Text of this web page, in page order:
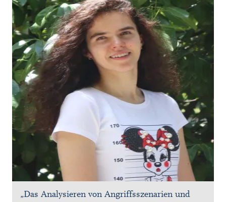
„Das Analysieren von Angriffsszenarien und